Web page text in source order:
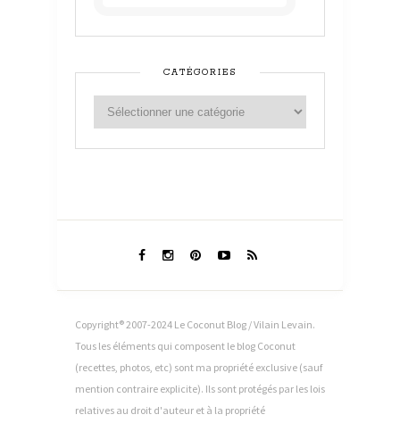
CATÉGORIES
Copyright® 2007-2024 Le Coconut Blog / Vilain Levain.
Tous les éléments qui composent le blog Coconut
(recettes, photos, etc) sont ma propriété exclusive (sauf
mention contraire explicite). Ils sont protégés par les lois
relatives au droit d'auteur et à la propriété